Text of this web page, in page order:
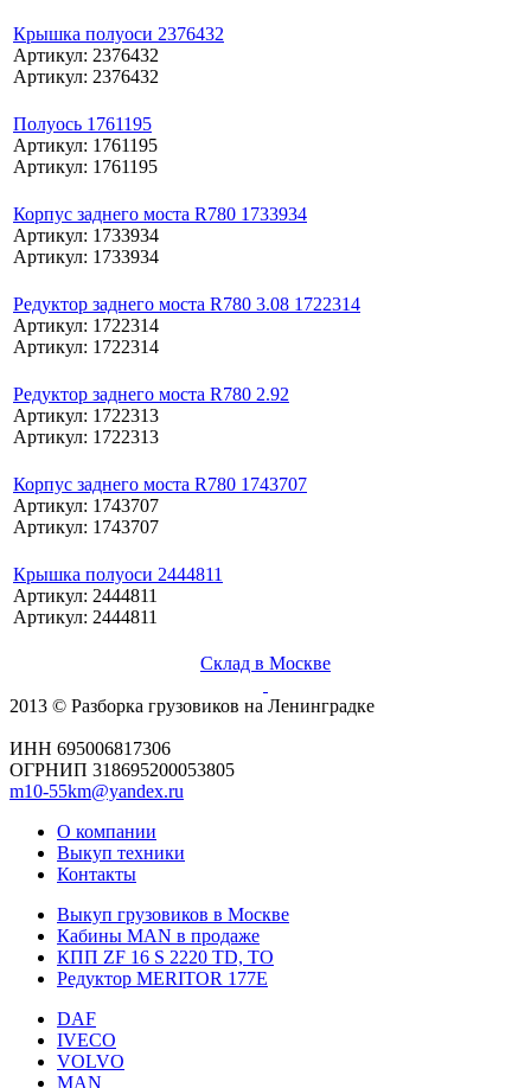
Крышка полуоси 2376432
Артикул: 2376432
Артикул: 2376432
Полуось 1761195
Артикул: 1761195
Артикул: 1761195
Корпус заднего моста R780 1733934
Артикул: 1733934
Артикул: 1733934
Редуктор заднего моста R780 3.08 1722314
Артикул: 1722314
Артикул: 1722314
Редуктор заднего моста R780 2.92
Артикул: 1722313
Артикул: 1722313
Корпус заднего моста R780 1743707
Артикул: 1743707
Артикул: 1743707
Крышка полуоси 2444811
Артикул: 2444811
Артикул: 2444811
Склад в Москве
2013 © Разборка грузовиков на Ленинградке
ИНН 695006817306
ОГРНИП 318695200053805
m10-55km@yandex.ru
О компании
Выкуп техники
Контакты
Выкуп грузовиков в Москве
Кабины MAN в продаже
КПП ZF 16 S 2220 TD, TO
Редуктор MERITOR 177Е
DAF
IVECO
VOLVO
MAN